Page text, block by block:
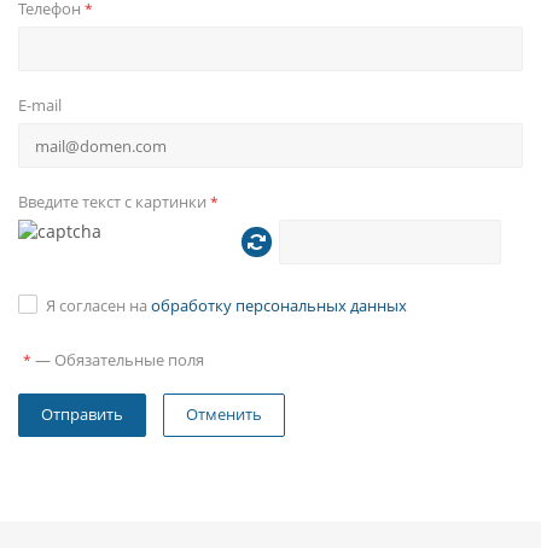
автомобиля, кнопки на рулевом колесе могут быть
Язык
Головное устройство полностью на русском языке. Так
Телефон *
E-mail
Введите текст с картинки *
Я согласен на обработку персональных данных
* — Обязательные поля
Отменить